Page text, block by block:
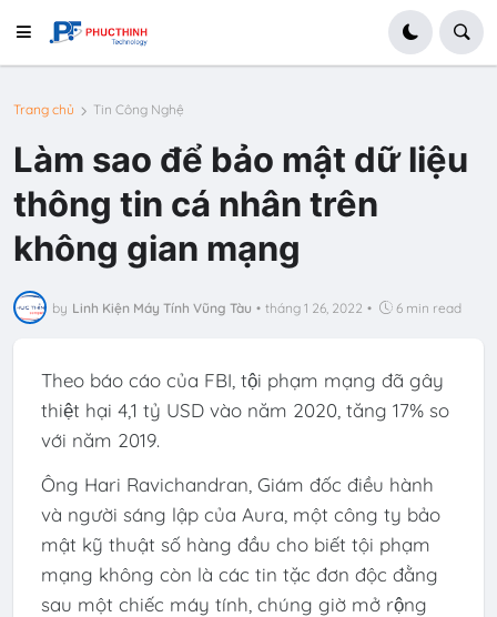
Trang chủ Tin Công Nghệ
Làm sao để bảo mật dữ liệu
thông tin cá nhân trên
không gian mạng
by Linh Kiện Máy Tính Vũng Tàu • tháng 1 26, 2022 • 6 min read
Theo báo cáo của FBI, tội phạm mạng đã gây
thiệt hại 4,1 tỷ USD vào năm 2020, tăng 17% so
với năm 2019.
Ông Hari Ravichandran, Giám đốc điều hành
và người sáng lập của Aura, một công ty bảo
mật kỹ thuật số hàng đầu cho biết tội phạm
mạng không còn là các tin tặc đơn độc đằng
sau một chiếc máy tính, chúng giờ mở rộng